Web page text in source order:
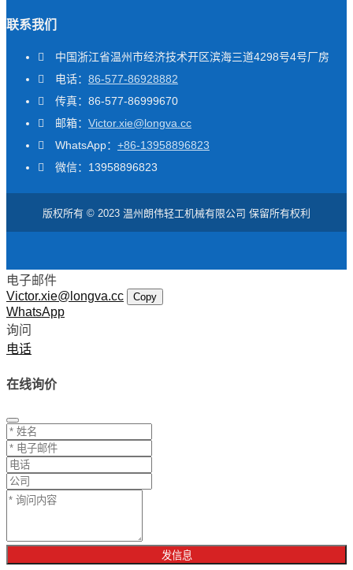
联系我们
中国浙江省温州市经济技术开区滨海三道4298号4号厂房
电话： 86-577-86928882
传真：86-577-86999670
邮箱： Victor.xie@longva.cc
WhatsApp： +86-13958896823
微信：13958896823
版权所有 © 2023 温州朗伟轻工机械有限公司 保留所有权利
电子邮件
Victor.xie@longva.cc
Copy
WhatsApp
询问
电话
在线询价
发信息